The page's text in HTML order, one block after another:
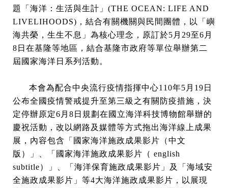
題「海洋：生活與生計」(THE OCEAN: LIFE AND
LIVELIHOODS)，結合有關機關與民間團體，以「嶼
海共榮，生生不息」為核心理念，原訂於5月29至6月
8日在基隆等地區，結合基隆市政府等單位舉辦第二
屆國家海洋日系列活動。
本會為配合中央流行疫情指揮中心110年5月19日
公布全國疫情警戒提升至第三級之有關防疫措施，決
定停辦原定6月8日規劃在國立海洋科技博物館舉辦的
慶祝活動，改以網路及媒體等方式拖出海洋線上成果
展，內容包含「國家海洋施政成果影片（中文
版）」、「國家海洋施政成果影片（ english
subtitle）」、「海洋保育施政成果影片」及「海域安
全施政成果影片」等4大海洋施政成果影片，以展現